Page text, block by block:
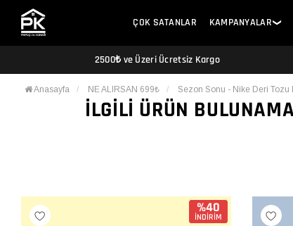
ÇOK SATANLAR KAMPANYALAR ❯
2500₺ ve Üzeri Ücretsiz Kargo
Anasayfa NE ALIRSAN 699₺ Sezon Sonu - Nike Deri Tozu
İLGILI ÜRÜN
%40
İNDİRİM